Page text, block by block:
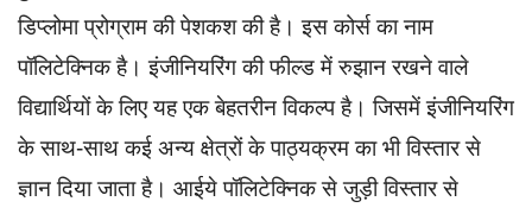
डिप्लोमा प्रोग्राम की पेशकश की है। इस कोर्स का नाम
पॉलिटेक्निक है। इंजीनियरिंग की फील्ड में रुझान रखने वाले
विद्यार्थियों के लिए यह एक बेहतरीन विकल्प है। जिसमें इंजीनियरिंग
के साथ-साथ कई अन्य क्षेत्रों के पाठ्यक्रम का भी विस्तार से
ज्ञान दिया जाता है। आईये पॉलिटेक्निक से जुड़ी विस्तार से